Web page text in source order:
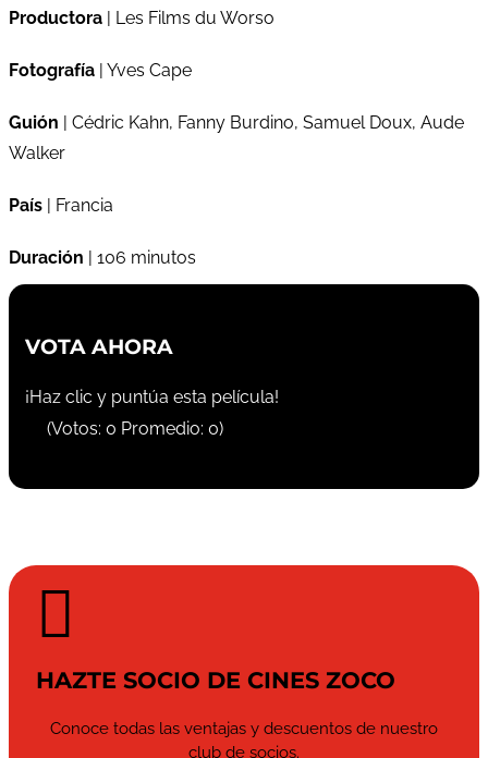
Productora | Les Films du Worso
Fotografía | Yves Cape
Guión | Cédric Kahn, Fanny Burdino, Samuel Doux, Aude
Walker
País | Francia
Duración | 106 minutos
VOTA AHORA
¡Haz clic y puntúa esta película!
(Votos: 0 Promedio: 0)

HAZTE SOCIO DE CINES ZOCO
Conoce todas las ventajas y descuentos de nuestro
club de socios.